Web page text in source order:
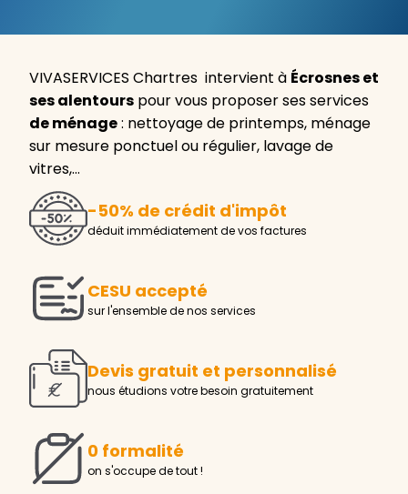
VIVASERVICES Chartres intervient à Écrosnes et
ses alentours pour vous proposer ses services
de ménage: nettoyage de printemps, ménage
sur mesure ponctuel ou régulier, lavage de
vitres,…
-50% de crédit d'impôt
déduit immédiatement de vos factures
CESU accepté
sur l'ensemble de nos services
Devis gratuit et personnalisé
nous étudions votre besoin gratuitement
0 formalité
on s'occupe de tout !